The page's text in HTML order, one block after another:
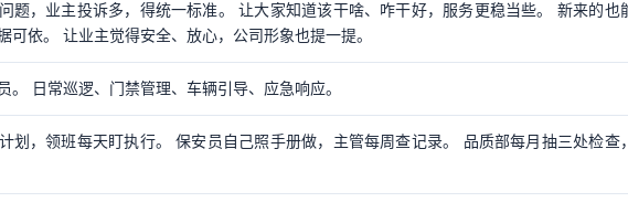
题，业主投诉多，得统一标准。 让大家知道该干啥、咋干好，服务更稳当些。 新来的也
可依。 让业主觉得安全、放心，公司形象也提一提。
。 日常巡逻、门禁管理、车辆引导、应急响应。
划，领班每天盯执行。 保安员自己照手册做，主管每周查记录。 品质部每月抽三处检查